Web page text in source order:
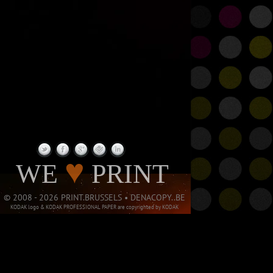
PAGE
© 2008 - 2026 PRINT.BRUSSELS • DENACOPY..BE
KODAK logo & KODAK PROFESSIONAL PAPER are copyrighted by KODAK
WE ♥PRINT